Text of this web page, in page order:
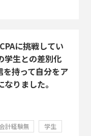
に挑戦してい
学生との差別化
を持って自分をア
りました。
計経験無
学生